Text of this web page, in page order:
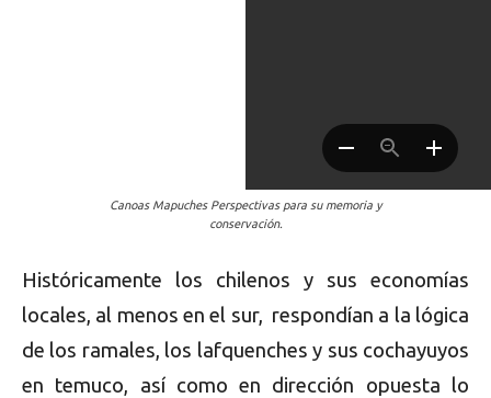
Canoas Mapuches Perspectivas para su memoria y
conservación.
Históricamente los chilenos y sus economías
locales, al menos en el sur, respondían a la lógica
de los ramales, los lafquenches y sus cochayuyos
en temuco, así como en dirección opuesta lo